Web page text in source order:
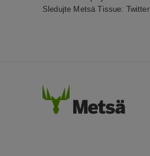
Sledujte Metsä Tissue: Twitter